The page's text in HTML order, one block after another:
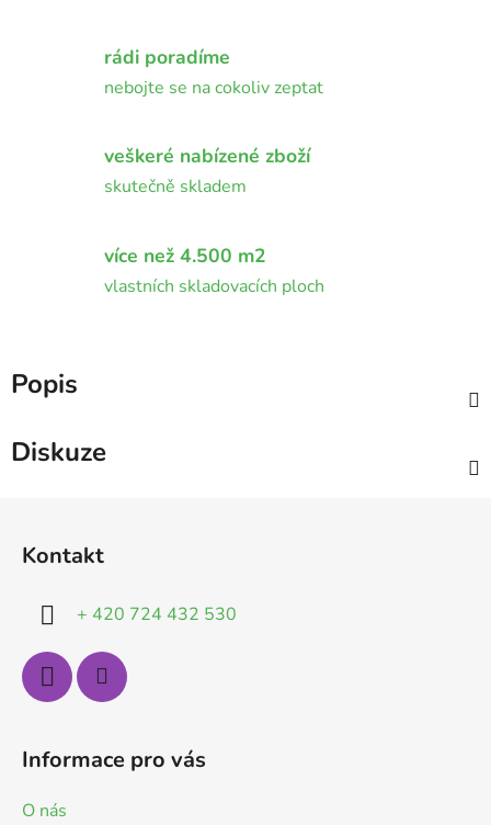
rádi poradíme
nebojte se na cokoliv zeptat
veškeré nabízené zboží
skutečně skladem
více než 4.500 m2
vlastních skladovacích ploch
Popis
Diskuze
Kontakt
+ 420 724 432 530
Informace pro vás
O nás